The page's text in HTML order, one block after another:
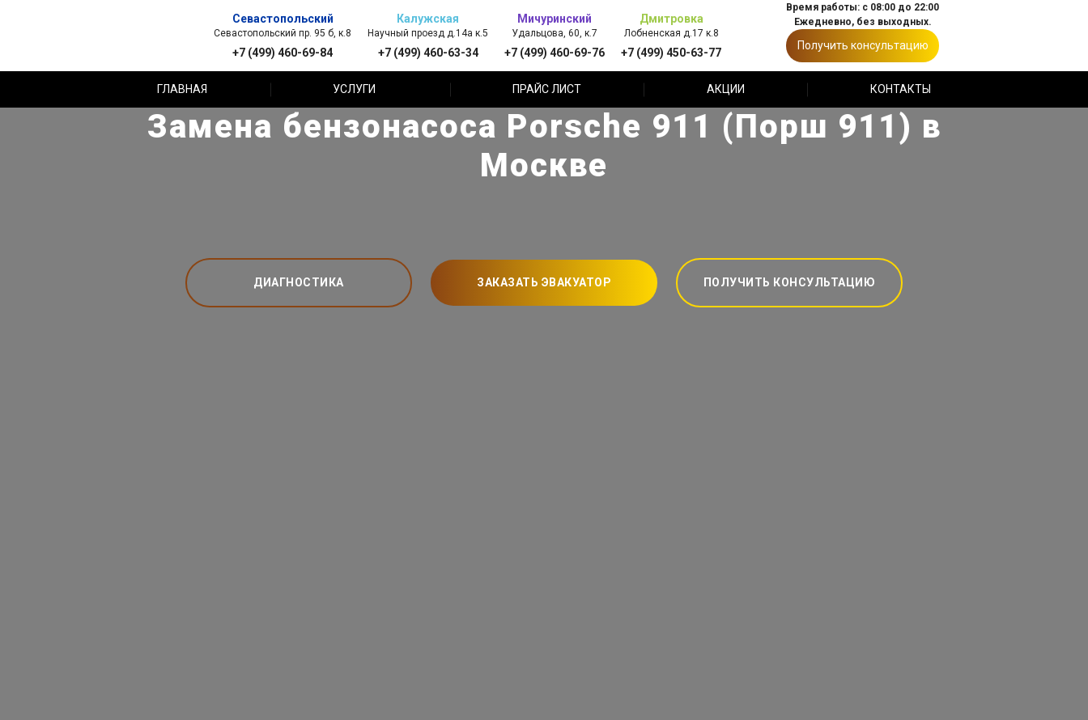
Севастопольский
Севастопольский пр. 95 б, к.8
+7 (499) 460-69-84
Калужская
Научный проезд д.14а к.5
+7 (499) 460-63-34
Мичуринский
Удальцова, 60, к.7
+7 (499) 460-69-76
Дмитровка
Лобненская д.17 к.8
+7 (499) 450-63-77
Время работы: с 08:00 до 22:00
Ежедневно, без выходных.
Получить консультацию
ГЛАВНАЯ УСЛУГИ ПРАЙС ЛИСТ АКЦИИ КОНТАКТЫ
Замена бензонасоса Porsche 911 (Порш 911) в
Москве
ДИАГНОСТИКА ЗАКАЗАТЬ ЭВАКУАТОР ПОЛУЧИТЬ КОНСУЛЬТАЦИЮ